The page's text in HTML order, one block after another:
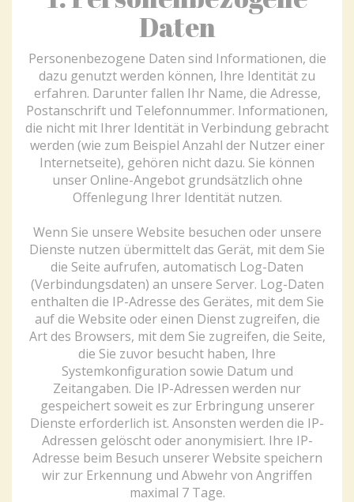
Daten
Personenbezogene Daten sind Informationen, die
dazu genutzt werden können, Ihre Identität zu
erfahren. Darunter fallen Ihr Name, die Adresse,
Postanschrift und Telefonnummer. Informationen,
die nicht mit Ihrer Identität in Verbindung gebracht
werden (wie zum Beispiel Anzahl der Nutzer einer
Internetseite), gehören nicht dazu. Sie können
unser Online-Angebot grundsätzlich ohne
Offenlegung Ihrer Identität nutzen.
Wenn Sie unsere Website besuchen oder unsere
Dienste nutzen übermittelt das Gerät, mit dem Sie
die Seite aufrufen, automatisch Log-Daten
(Verbindungsdaten) an unsere Server. Log-Daten
enthalten die IP-Adresse des Gerätes, mit dem Sie
auf die Website oder einen Dienst zugreifen, die
Art des Browsers, mit dem Sie zugreifen, die Seite,
die Sie zuvor besucht haben, Ihre
Systemkonfiguration sowie Datum und
Zeitangaben. Die IP-Adressen werden nur
gespeichert soweit es zur Erbringung unserer
Dienste erforderlich ist. Ansonsten werden die IP-
Adressen gelöscht oder anonymisiert. Ihre IP-
Adresse beim Besuch unserer Website speichern
wir zur Erkennung und Abwehr von Angriffen
maximal 7 Tage.